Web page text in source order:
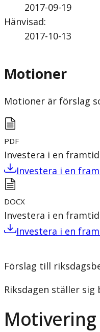
2017-09-19
Hänvisad:
2017-10-13
Motioner
Motioner är förslag
PDF
Investera i en
Investera i en
DOCX
Investera i en
Investera i en
Förslag till
Riksdagen ställer
Motivering